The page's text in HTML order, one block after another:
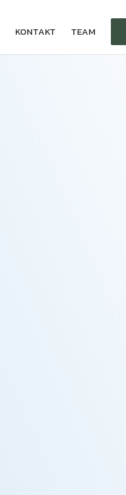
KONTAKT TEAM